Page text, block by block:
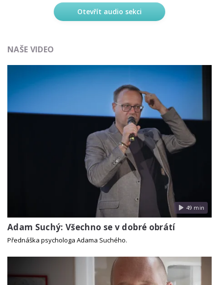
Otevřít audio sekci
NAŠE VIDEO
49 min
Adam Suchý: Všechno se v dobré obrátí
Přednáška psychologa Adama Suchého.